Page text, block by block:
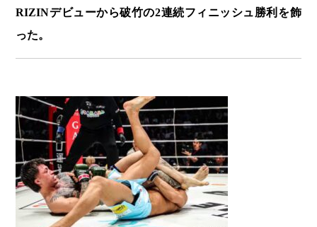
RIZINデビューから破竹の2連続フィニッシュ勝利を飾
った。